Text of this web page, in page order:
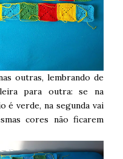
outras, lembrando de
para outra: se na
é verde, na segunda vai
cores não ficarem